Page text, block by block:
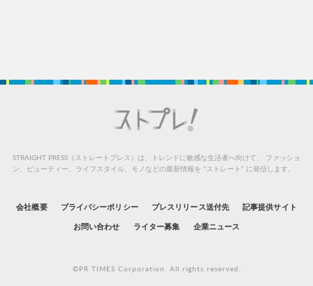
STRAIGHT PRESS（ストレートプレス）は、トレンドに敏感な生活者へ向けて、
ファッショ
ン、ビューティー、ライフスタイル、モノなどの最新情報を “ストレート” に発信します。
会社概要 プライバシーポリシー プレスリリース送付先 記事提供サイト
お問い合わせ ライター募集 企業ニュース
©PR TIMES Corporation. All rights reserved.